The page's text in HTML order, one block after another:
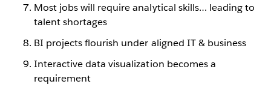
Most jobs will require analytical skills… leading to
talent shortages
BI projects flourish under aligned IT & business
Interactive data visualization becomes a
requirement